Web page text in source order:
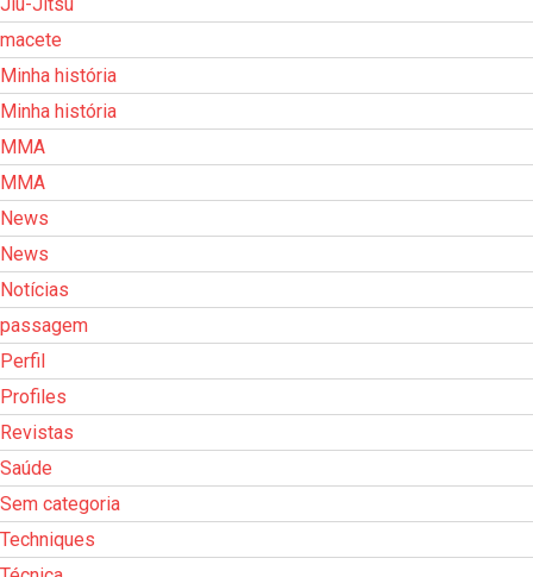
macete
Minha história
Minha história
MMA
MMA
News
News
Notícias
passagem
Perfil
Profiles
Revistas
Saúde
Sem categoria
Techniques